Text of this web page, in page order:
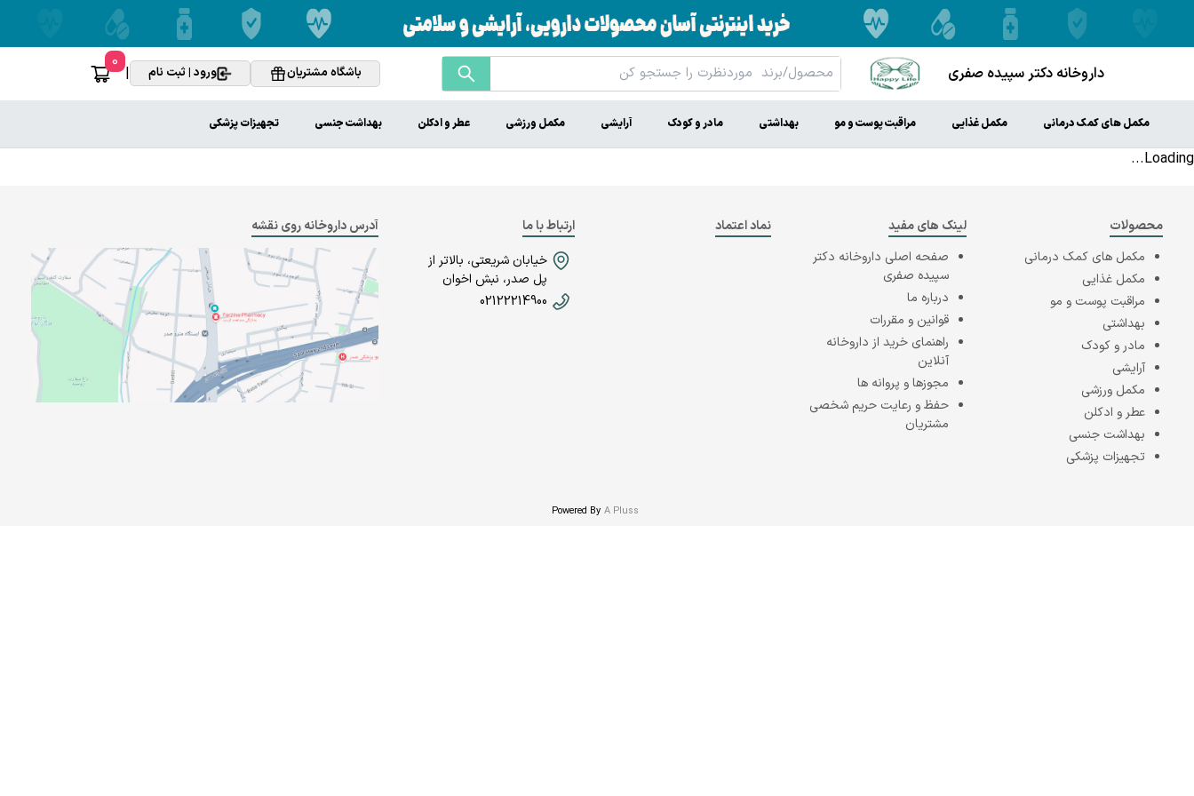
داروخانه دکتر سپیده صفری باشگاه مشتریان ورود | ثبت نام |
0
مکمل های کمک درمانی مکمل غذایی مراقبت پوست و مو بهداشتی مادر و کودک آرایشی مکمل ورزشی عطر و ادکلن بهداشت جنسی تجهیزات پزشکی
Loading...
محصولات
مکمل های کمک درمانی
مکمل غذایی
مراقبت پوست و مو
بهداشتی
مادر و کودک
آرایشی
مکمل ورزشی
عطر و ادکلن
بهداشت جنسی
تجهیزات پزشکی
لینک های مفید
صفحه اصلی داروخانه دکتر
سپیده صفری
درباره ما
قوانین و مقررات
راهنمای خرید از داروخانه
آنلاین
مجوزها و پروانه ها
حفظ و رعایت حریم شخصی
مشتریان
نماد اعتماد
ارتباط با ما
خیابان شریعتی، بالاتر از
پل صدر، نبش اخوان
02122214900
آدرس داروخانه روی نقشه
A Pluss
Powered By